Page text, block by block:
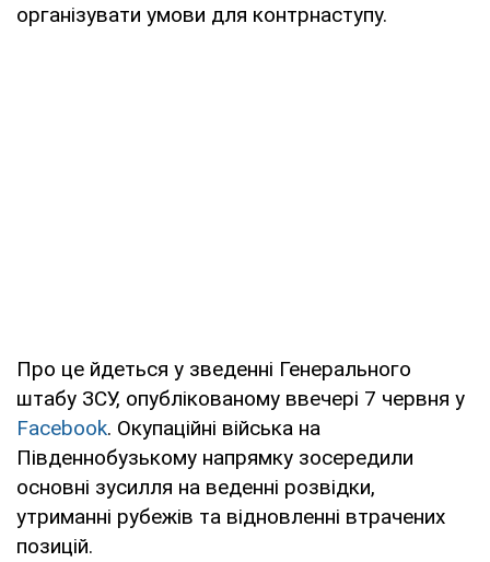
організувати умови для контрнаступу.
Про це йдеться у зведенні Генерального
штабу ЗСУ, опублікованому ввечері 7 червня у
Facebook. Окупаційні війська на
Південнобузькому напрямку зосередили
основні зусилля на веденні розвідки,
утриманні рубежів та відновленні втрачених
позицій.